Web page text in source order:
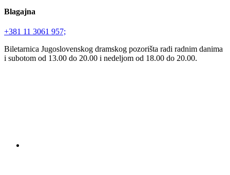
Blagajna
+381 11 3061 957;
Biletarnica Jugoslovenskog dramskog pozorišta radi radnim danima
i subotom od 13.00 do 20.00 i nedeljom od 18.00 do 20.00.